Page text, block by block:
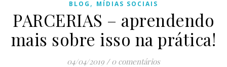
BLOG , MÍDIAS SOCIAIS
PARCERIAS – aprendendo
mais sobre isso na prática!
04/04/2019 / 0 comentários